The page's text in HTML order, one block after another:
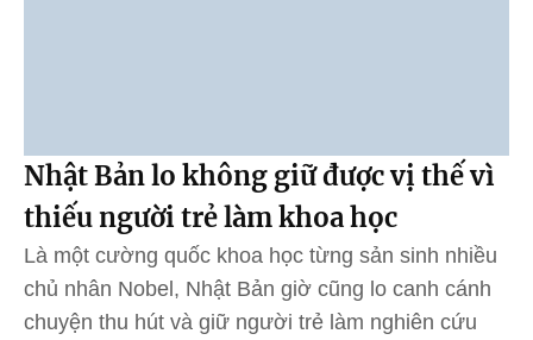
Nhật Bản lo không giữ được vị thế vì
thiếu người trẻ làm khoa học
Là một cường quốc khoa học từng sản sinh nhiều
chủ nhân Nobel, Nhật Bản giờ cũng lo canh cánh
chuyện thu hút và giữ người trẻ làm nghiên cứu